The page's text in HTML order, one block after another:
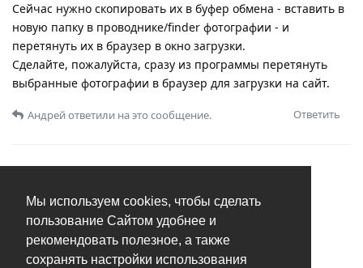
Мы используем cookies, чтобы сделать
пользование Сайтом удобнее и
рекомендовать полезное, а также
сохранять настройки использования
Сейчас нужно скопировать их в буфер обмена - вставить в
новую папку в проводнике/finder фотографии - и
перетянуть их в браузер в окно загрузки.
Сделайте, пожалуйста, сразу из программы перетянуть
выбранные фотографии в браузер для загрузки на сайт.
Ответить
Андрейответили на это сообщение.